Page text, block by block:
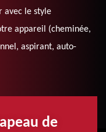
avec le style
appareil (cheminée,
aspirant, auto-
de